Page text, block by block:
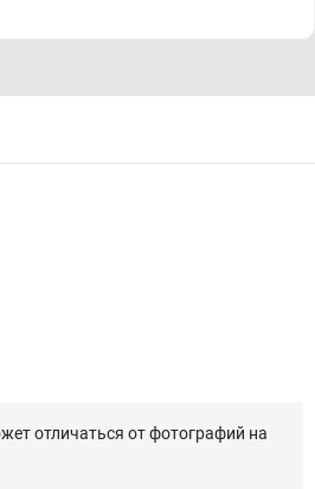
отличаться от фотографий на